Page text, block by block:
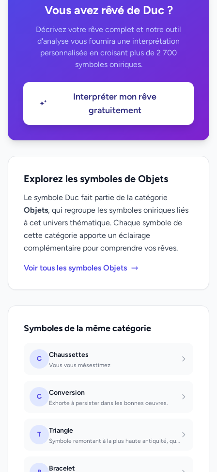
Vous avez rêvé de Duc ?
Décrivez votre rêve complet et notre outil
d'analyse vous fournira une interprétation
personnalisée en croisant plus de 2 700
symboles oniriques.
Interpréter mon rêve
gratuitement
Explorez les symboles de Objets
Le symbole Duc fait partie de la catégorie
Objets, qui regroupe les symboles oniriques liés
à cet univers thématique. Chaque symbole de
cette catégorie apporte un éclairage
complémentaire pour comprendre vos rêves.
Voir tous les symboles Objets
Symboles de la même catégorie
C Chaussettes
Vous vous mésestimez
C Conversion
Exhorte à persister dans les bonnes oeuvres.
T Triangle
Symbole remontant à la plus haute antiquité, qui s'interprète soit sexuellement...
Bracelet